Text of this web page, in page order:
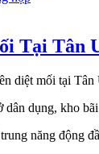
Tại Tân
diệt mối tại
dân dụng, kho
năng động